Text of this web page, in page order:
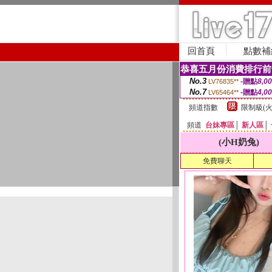
回首頁 點數
恭喜五月份消費排行
No.3 LV76835** -贈點
No.7 LV65464** -贈點
頻道指數
限制級(
頻道 台妹專區 新人區
(小H奶兔)
免費聊天